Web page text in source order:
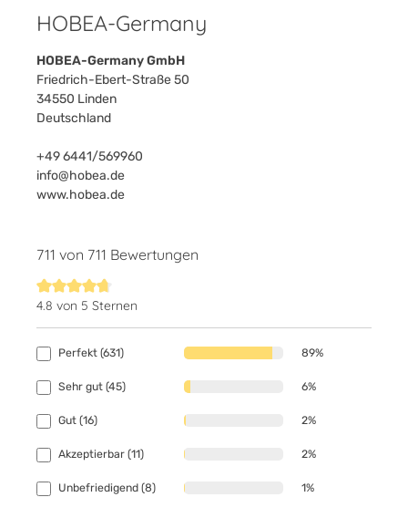
HOBEA-Germany
HOBEA-Germany GmbH
Friedrich-Ebert-Straße 50
34550 Linden
Deutschland
+49 6441/569960
info@hobea.de
www.hobea.de
711 von 711 Bewertungen
Durchschnittliche Bewertung von 4.8 von 5 Sternen
4.8 von 5 Sternen
Perfekt (631) 89%
Sehr gut (45) 6%
Gut (16) 2%
Akzeptierbar (11) 2%
Unbefriedigend (8) 1%